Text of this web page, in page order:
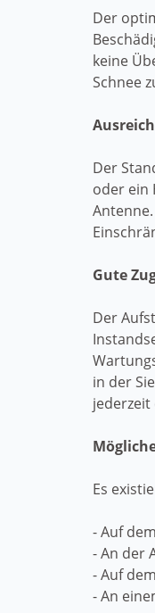
Der
keine
Schnee
Der
oder ein
Gute
Der
in der
Es
- Auf
- An der
- Auf
- An